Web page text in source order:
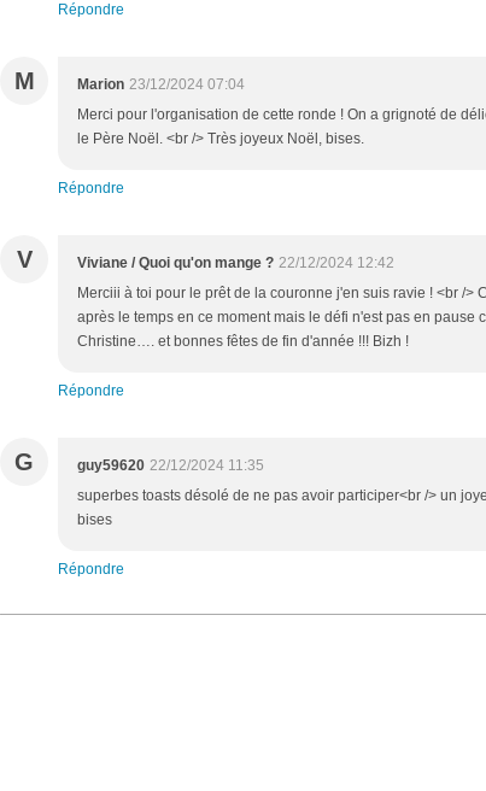
Répondre
M Marion 23/12/2024 07:04
Merci pour l'organisation de cette ronde ! On a grignoté de
le Père Noël. <br /> Très joyeux Noël, bises.
Répondre
V Viviane / Quoi qu'on mange ? 22/12/2024 12:42
Merciii à toi pour le prêt de la couronne j'en suis ravie ! <br />
après le temps en ce moment mais le défi n'est pas en pause
Christine…. et bonnes fêtes de fin d'année !!! Bizh !
Répondre
G guy59620 22/12/2024 11:35
superbes toasts désolé de ne pas avoir participer<br /> un
bises
Répondre